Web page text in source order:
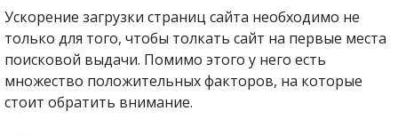
Ускорение загрузки страниц сайта необходимо не
только для того, чтобы толкать сайт на первые места
поисковой выдачи. Помимо этого у него есть
множество положительных факторов, на которые
стоит обратить внимание.